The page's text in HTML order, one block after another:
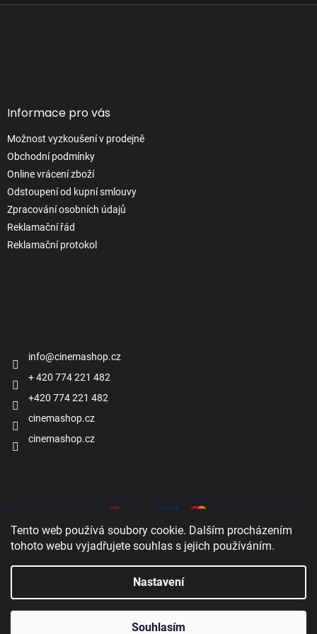
Tento web používá soubory cookie. Dalším procházením
tohoto webu vyjadřujete souhlas s jejich používáním.
Nastavení
Souhlasím
Informace pro vás
Možnost vyzkoušení v prodejně
Obchodní podmínky
Online vrácení zboží
Odstoupení od kupní smlouvy
Zpracování osobních údajů
Reklamační řád
Reklamační protokol
info@cinemashop.cz
+ 420 774 221 482
+420 774 221 482
cinemashop.cz
cinemashop.cz
Vytvořil Shoptet
Cinema shop. Všechna práva vyhrazena.